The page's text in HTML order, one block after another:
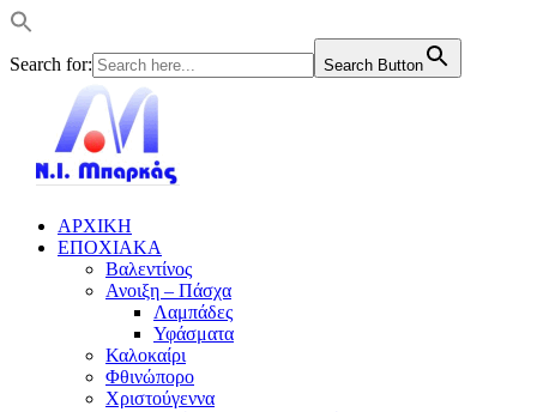
Search for: Search Button
ΑΡΧΙΚΗ
ΕΠΟΧΙΑΚΑ
Βαλεντίνος
Ανοιξη – Πάσχα
Λαμπάδες
Υφάσματα
Καλοκαίρι
Φθινώπορο
Χριστούγεννα